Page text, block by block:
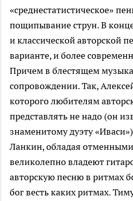
«среднестатистическое»
пощипывание струн. В
и классической авторской
варианте, и более
Причем в блестящем
сопровождении. Так,
которого любителям
представлять не надо (он
знаменитому дуэту
Ланкин, обладая
великолепно владеют
авторскую песню в ритмах
бог весть каких ритмах.